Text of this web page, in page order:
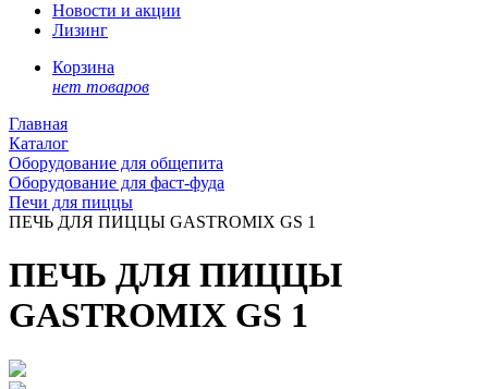
Новости и акции
Лизинг
Корзина
нет товаров
Главная
Каталог
Оборудование для общепита
Оборудование для фаст-фуда
Печи для пиццы
ПЕЧЬ ДЛЯ ПИЦЦЫ GASTROMIX GS 1
ПЕЧЬ ДЛЯ ПИЦЦЫ
GASTROMIX GS 1